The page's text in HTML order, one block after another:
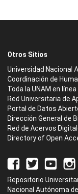
Otros Sitios
Universidad Nacional
Coordinación de
Toda la UNAM en línea
Red Universitaria de
Portal de Datos
Dirección General de
Red de Acervos
Directory of Open
Repositorio
Nacional Autónoma